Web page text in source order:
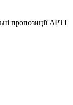
пропозиції АРТІ